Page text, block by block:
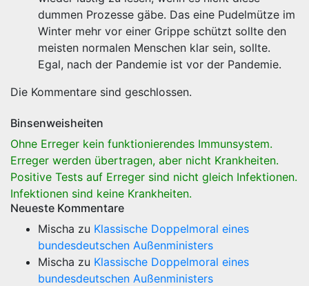
dummen Prozesse gäbe. Das eine Pudelmütze im
Winter mehr vor einer Grippe schützt sollte den
meisten normalen Menschen klar sein, sollte.
Egal, nach der Pandemie ist vor der Pandemie.
Die Kommentare sind geschlossen.
Binsenweisheiten
Ohne Erreger kein funktionierendes Immunsystem.
Erreger werden übertragen, aber nicht Krankheiten.
Positive Tests auf Erreger sind nicht gleich Infektionen.
Infektionen sind keine Krankheiten.
Neueste Kommentare
Mischa zu Klassische Doppelmoral eines
bundesdeutschen Außenministers
Mischa zu Klassische Doppelmoral eines
bundesdeutschen Außenministers